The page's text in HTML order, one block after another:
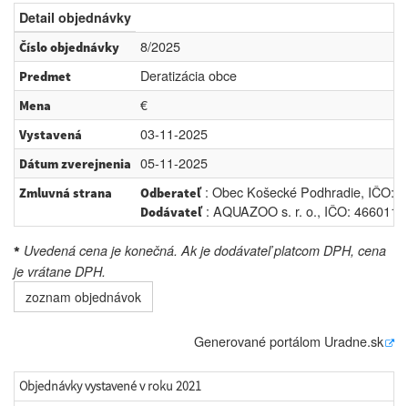
Detail objednávky
Číslo objednávky 8/2025
Predmet Deratizácia obce
Mena €
Vystavená 03-11-2025
Dátum zverejnenia 05-11-2025
Zmluvná strana Odberateľ: Obec Košecké Podhradie, IČO:
Dodávateľ: AQUAZOO s. r. o., IČO:
* Uvedená cena je konečná. Ak je dodávateľ platcom DPH, cena
je vrátane DPH.
zoznam objednávok
Generované portálom Uradne.sk
Objednávky vystavené v roku 2021